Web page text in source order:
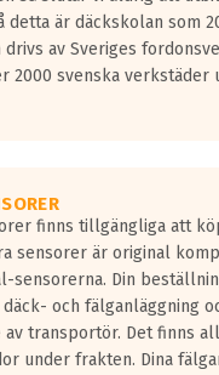
h brukar
det finnas en
påvisar om det är ett tyst
vågor uppnår de
detta är däckskolan som
drivs av Sveriges
2000 svenska verkstäder
finns tillgängliga att
sensorer är original
sensorerna. Din
och fälganläggning
transportör. Det finns
under frakten. Dina